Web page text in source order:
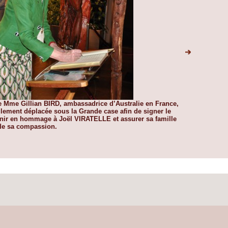
Mme Gillian BIRD, ambassadrice d’Australie en France,
déplacée sous la Grande case afin de signer le
en hommage à Joël VIRATELLE et assurer sa famille
sa compassion.